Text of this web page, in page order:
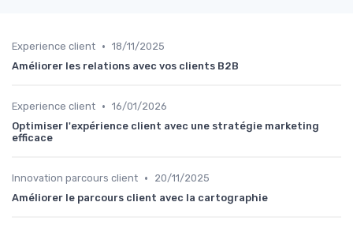
Experience client • 18/11/2025
Améliorer les relations avec vos clients B2B
Experience client • 16/01/2026
Optimiser l'expérience client avec une stratégie marketing
efficace
Innovation parcours client •
20/11/2025
Améliorer le parcours client avec la cartographie